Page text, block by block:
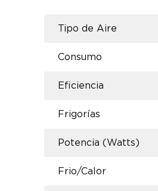
Tipo de Aire
Consumo
Eficiencia
Frigorías
Potencia (Watts)
Frio/Calor